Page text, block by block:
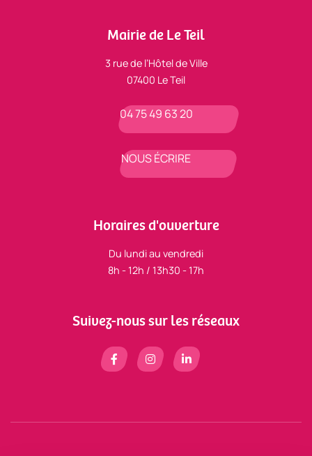
Mairie de Le Teil
3 rue de l’Hôtel de Ville
07400 Le Teil
04 75 49 63 20
NOUS ÉCRIRE
Horaires d'ouverture
Du lundi au vendredi
8h - 12h / 13h30 - 17h
Suivez-nous sur les réseaux